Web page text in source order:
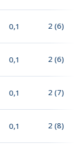
0,1 2 (6)
0,1 2 (6)
0,1 2 (7)
0,1 2 (8)